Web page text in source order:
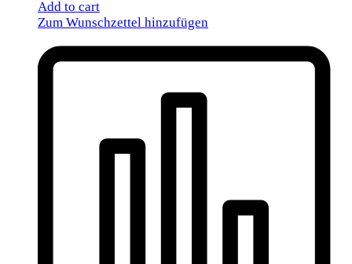
Add to cart
Zum Wunschzettel hinzufügen